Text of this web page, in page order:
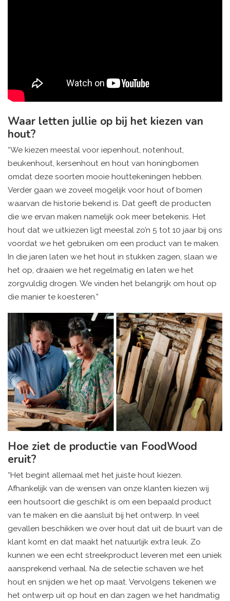
Waar letten jullie op bij het kiezen van
hout?
“We kiezen meestal voor iepenhout, notenhout,
beukenhout, kersenhout en hout van honingbomen
omdat deze soorten mooie houttekeningen hebben.
Verder gaan we zoveel mogelijk voor hout of bomen
waarvan de historie bekend is. Dat geeft de producten
die we ervan maken namelijk ook meer betekenis. Het
hout dat we uitkiezen ligt meestal zo’n 5 tot 10 jaar bij ons
voordat we het gebruiken om een product van te maken.
In die jaren laten we het hout in stukken zagen, slaan we
het op, draaien we het regelmatig en laten we het
zorgvuldig drogen. We vinden het belangrijk om hout op
die manier te koesteren.”
Hoe ziet de productie van FoodWood
eruit?
“Het begint allemaal met het juiste hout kiezen.
Afhankelijk van de wensen van onze klanten kiezen wij
een houtsoort die geschikt is om een bepaald product
van te maken en die aansluit bij het ontwerp. In veel
gevallen beschikken we over hout dat uit de buurt van de
klant komt en dat maakt het natuurlijk extra leuk. Zo
kunnen we een echt streekproduct leveren met een uniek
aansprekend verhaal. Na de selectie schaven we het
hout en snijden we het op maat. Vervolgens tekenen we
het ontwerp uit op hout en dan zagen we het handmatig